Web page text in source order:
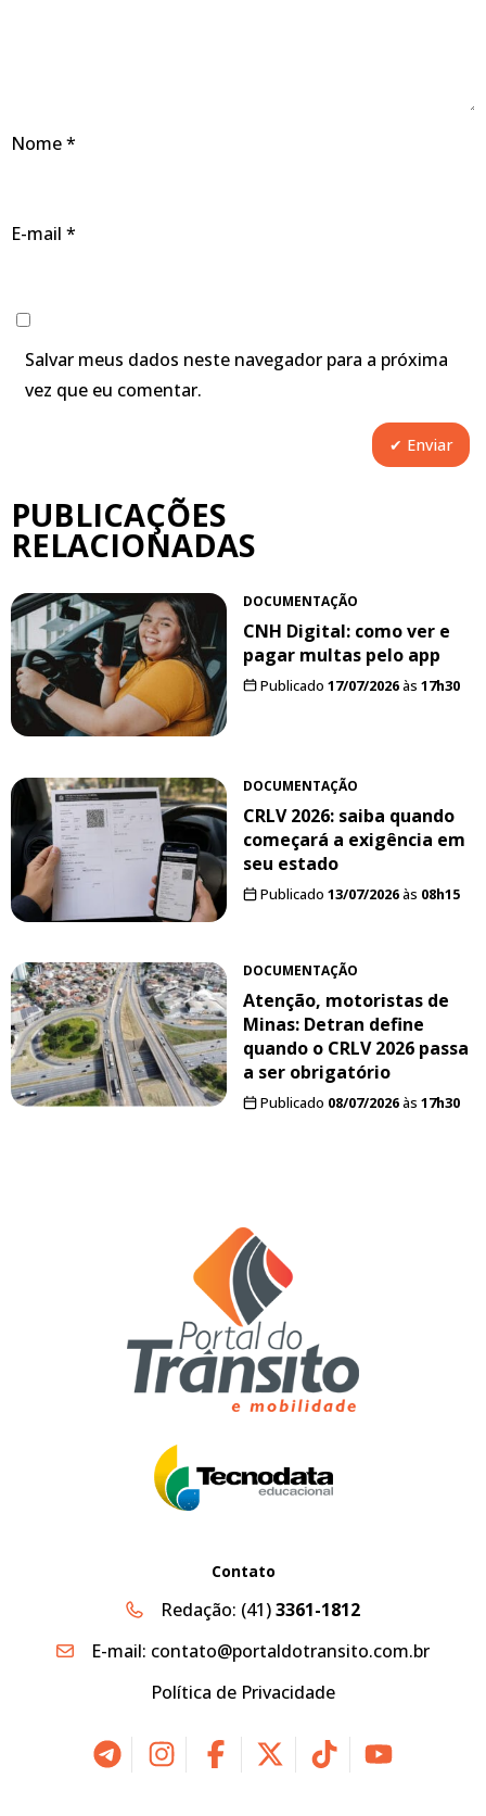
Nome*
E-mail *
Salvar meus dados neste navegador para a próxima
vez que eu comentar.
PUBLICAÇÕES
RELACIONADAS
DOCUMENTAÇÃO
CNH Digital: como ver e
pagar multas pelo app
Publicado 17/07/2026às 17h30
DOCUMENTAÇÃO
CRLV 2026: saiba quando
começará a exigência em
seu estado
Publicado 13/07/2026às 08h15
DOCUMENTAÇÃO
Atenção, motoristas de
Minas: Detran define
quando o CRLV 2026 passa
a ser obrigatório
Publicado 08/07/2026às 17h30
Contato
Redação: (41)3361-1812
E-mail: contato@portaldotransito.com.br
Política de Privacidade